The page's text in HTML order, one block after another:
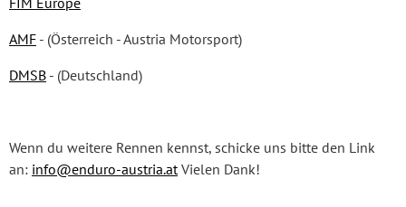
AMF - (Österreich - Austria Motorsport)
DMSB - (Deutschland)
Wenn du weitere Rennen kennst, schicke uns bitte den Link
an: info@enduro-austria.at Vielen Dank!